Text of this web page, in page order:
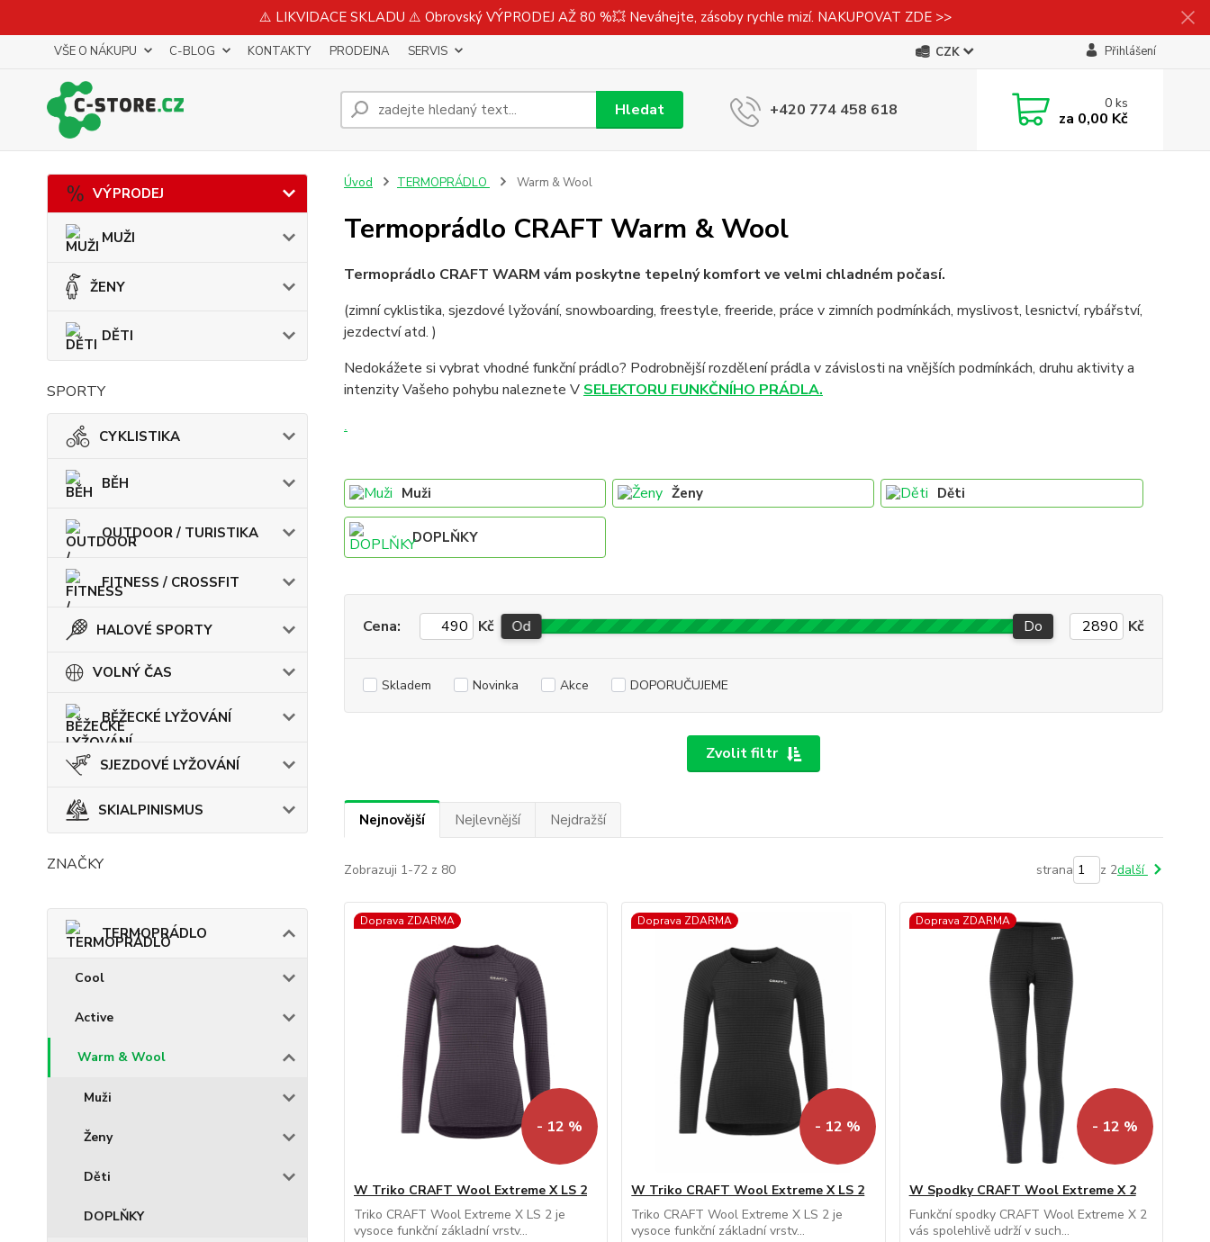
⚠️ LIKVIDACE SKLADU ⚠️ Obrovský VÝPRODEJ AŽ 80 %💥 Neváhejte, zásoby rychle mizí. NAKUPOVAT ZDE >>
VŠE O NÁKUPU C-BLOG KONTAKTY PRODEJNA SERVIS CZK Přihlášení
Hledat +420 774 458 618 0ks
za 0,00 Kč
VÝPRODEJ
MUŽI
ŽENY
DĚTI
SPORTY
CYKLISTIKA
BĚH
OUTDOOR / TURISTIKA
FITNESS / CROSSFIT
HALOVÉ SPORTY
VOLNÝ ČAS
BĚŽECKÉ LYŽOVÁNÍ
SJEZDOVÉ LYŽOVÁNÍ
SKIALPINISMUS
ZNAČKY
TERMOPRÁDLO
Cool
Active
Warm & Wool
Muži
Ženy
Děti
DOPLŇKY
Úvod TERMOPRÁDLO Warm & Wool
Termoprádlo CRAFT Warm & Wool
Termoprádlo CRAFT WARM vám poskytne tepelný komfort ve velmi chladném počasí.
(zimní cyklistika, sjezdové lyžování, snowboarding, freestyle, freeride, práce v zimních podmínkách, myslivost, lesnictví, rybářství,
jezdectví atd. )
Nedokážete si vybrat vhodné funkční prádlo? Podrobnější rozdělení prádla v závislosti na vnějších podmínkách, druhu aktivity a
intenzity Vašeho pohybu naleznete V SELEKTORU FUNKČNÍHO PRÁDLA.
.
Muži Ženy Děti
DOPLŇKY
Zvolit filtr
Cena: Kč Od Do Kč
Skladem Novinka Akce DOPORUČUJEME
Nejnovější Nejlevnější Nejdražší
Zobrazuji 1-72 z 80 strana z 2další
Doprava ZDARMA
- 12 %
W Triko CRAFT Wool Extreme X LS 2
Triko CRAFT Wool Extreme X LS 2 je
vysoce funkční základní vrstv...
Doprava ZDARMA
- 12 %
W Triko CRAFT Wool Extreme X LS 2
Triko CRAFT Wool Extreme X LS 2 je
vysoce funkční základní vrstv...
Doprava ZDARMA
- 12 %
W Spodky CRAFT Wool Extreme X 2
Funkční spodky CRAFT Wool Extreme X 2
vás spolehlivě udrží v such...